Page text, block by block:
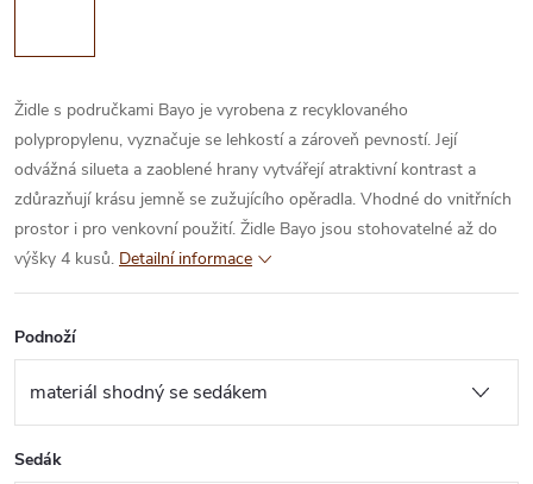
Židle s područkami Bayo je vyrobena z recyklovaného
polypropylenu, vyznačuje se lehkostí a zároveň pevností. Její
odvážná silueta a zaoblené hrany vytvářejí atraktivní kontrast a
zdůrazňují krásu jemně se zužujícího opěradla. Vhodné do vnitřních
prostor i pro venkovní použití. Židle Bayo jsou stohovatelné až do
výšky 4 kusů. Detailní informace
Podnoží
Sedák